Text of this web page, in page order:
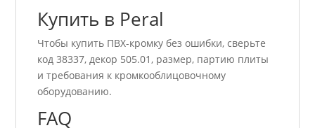
Купить в Peral
Чтобы купить ПВХ-кромку без ошибки, сверьте
код 38337, декор 505.01, размер, партию плиты
и требования к кромкооблицовочному
оборудованию.
FAQ